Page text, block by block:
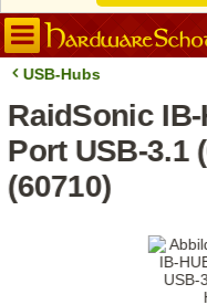
USB-Hubs
RaidSonic IB-
Port USB-3.1
(60710)